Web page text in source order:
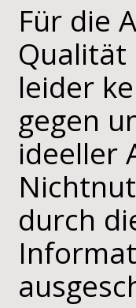
Für die
leider
gegen
ideeller
durch